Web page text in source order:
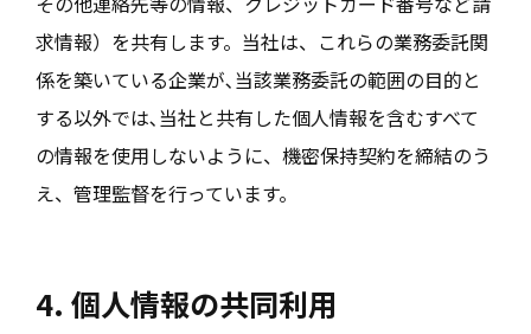
求情報）を共有します。当社は、これらの業務委託関
係を築いている企業が､当該業務委託の範囲の目的と
する以外では､当社と共有した個人情報を含むすべて
の情報を使用しないように、機密保持契約を締結のう
え、管理監督を行っています。
4. 個人情報の共同利用